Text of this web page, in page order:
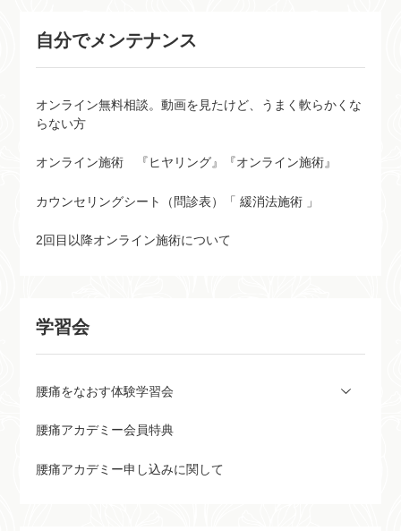
自分でメンテナンス
オンライン無料相談。動画を見たけど、うまく軟らかくな
らない方
オンライン施術 『ヒヤリング』『オンライン施術』
カウンセリングシート（問診表）「 緩消法施術 」
2回目以降オンライン施術について
学習会
腰痛をなおす体験学習会
腰痛アカデミー会員特典
腰痛アカデミー申し込みに関して